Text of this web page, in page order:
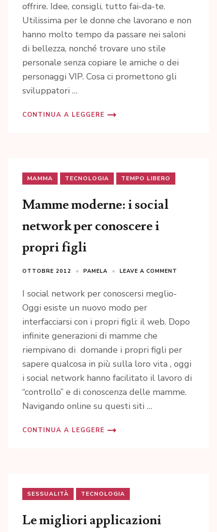
offrire. Idee, consigli, tutto fai-da-te.
Utilissima per le donne che lavorano e non
hanno molto tempo da passare nei saloni
di bellezza, nonché trovare uno stile
personale senza copiare le amiche o dei
personaggi VIP. Cosa ci promettono gli
sviluppatori …
CONTINUA A LEGGERE
MAMMA TECNOLOGIA TEMPO LIBERO
Mamme moderne: i social
network per conoscere i
propri figli
OTTOBRE 2012 PAMELA LEAVE A COMMENT
I social network per conoscersi meglio-
Oggi esiste un nuovo modo per
interfacciarsi con i propri figli: il web. Dopo
infinite generazioni di mamme che
riempivano di domande i propri figli per
sapere qualcosa in più sulla loro vita , oggi
i social network hanno facilitato il lavoro di
“controllo” e di conoscenza delle mamme.
Navigando online su questi siti …
CONTINUA A LEGGERE
SESSUALITÀ TECNOLOGIA
Le migliori applicazioni